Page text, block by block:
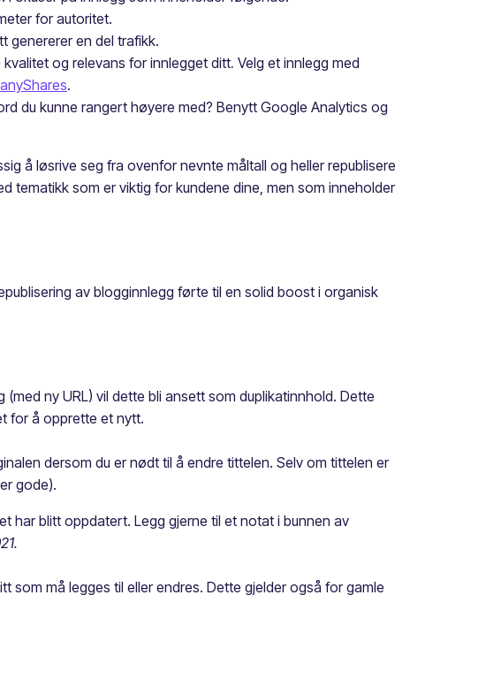
for autoritet.
genererer en del trafikk.
og relevans for innlegget ditt. Velg et innlegg med
.
du kunne rangert høyere med? Benytt Google Analytics og
å løsrive seg fra ovenfor nevnte måltall og heller republisere
tematikk som er viktig for kundene dine, men som inneholder
av blogginnlegg førte til en solid boost i organisk
ny URL) vil dette bli ansett som duplikatinnhold. Dette
for å opprette et nytt.
dersom du er nødt til å endre tittelen. Selv om tittelen er
gode).
har blitt oppdatert. Legg gjerne til et notat i bunnen av
som må legges til eller endres. Dette gjelder også for gamle